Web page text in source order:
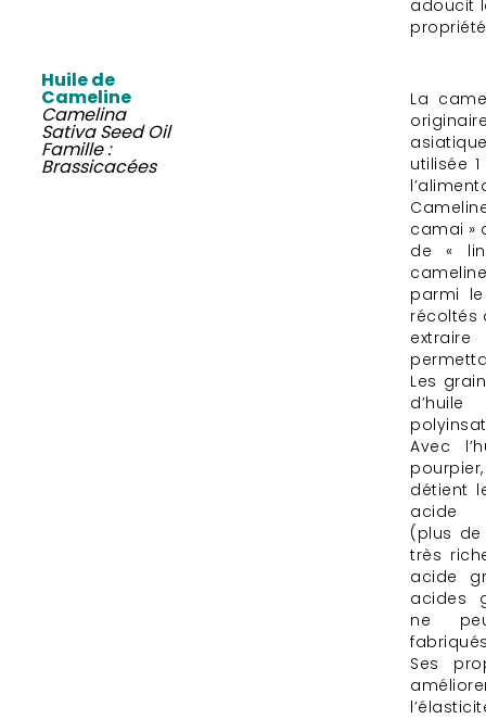
adoucit
Huile de
Cameline
Camelina
Sativa Seed Oil
Famille :
Brassicacées
La
utilisée
camai »
de «
parmi
récoltés
Les
Avec
détient
acide
(plus de
très
acide
acides
ne
Ses